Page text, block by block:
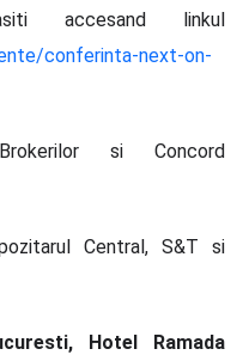
accesand linkul
conferinta-next-on-
si Concord
Central, S&T si
Hotel Ramada